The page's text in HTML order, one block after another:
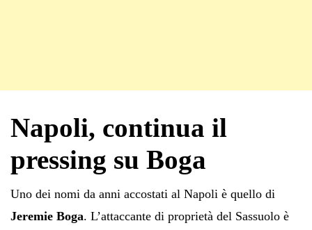
Napoli, continua il
pressing su Boga
Uno dei nomi da anni accostati al Napoli è quello di
Jeremie Boga. L’attaccante di proprietà del Sassuolo è